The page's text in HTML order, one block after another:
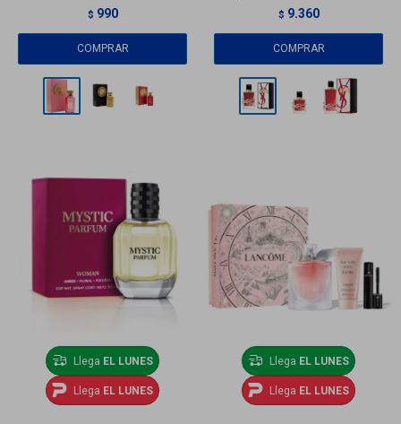
$ 990 $ 9.360
Llega EL LUNES
Llega EL LUNES
Llega EL LUNES
Llega EL LUNES